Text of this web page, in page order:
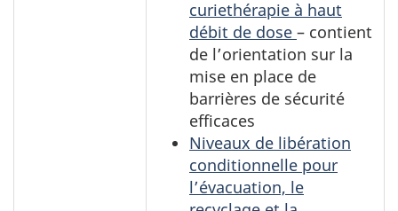
curiethérapie à haut
débit de dose – contient
de l’orientation sur la
mise en place de
barrières de sécurité
efficaces
Niveaux de libération
conditionnelle pour
l’évacuation, le